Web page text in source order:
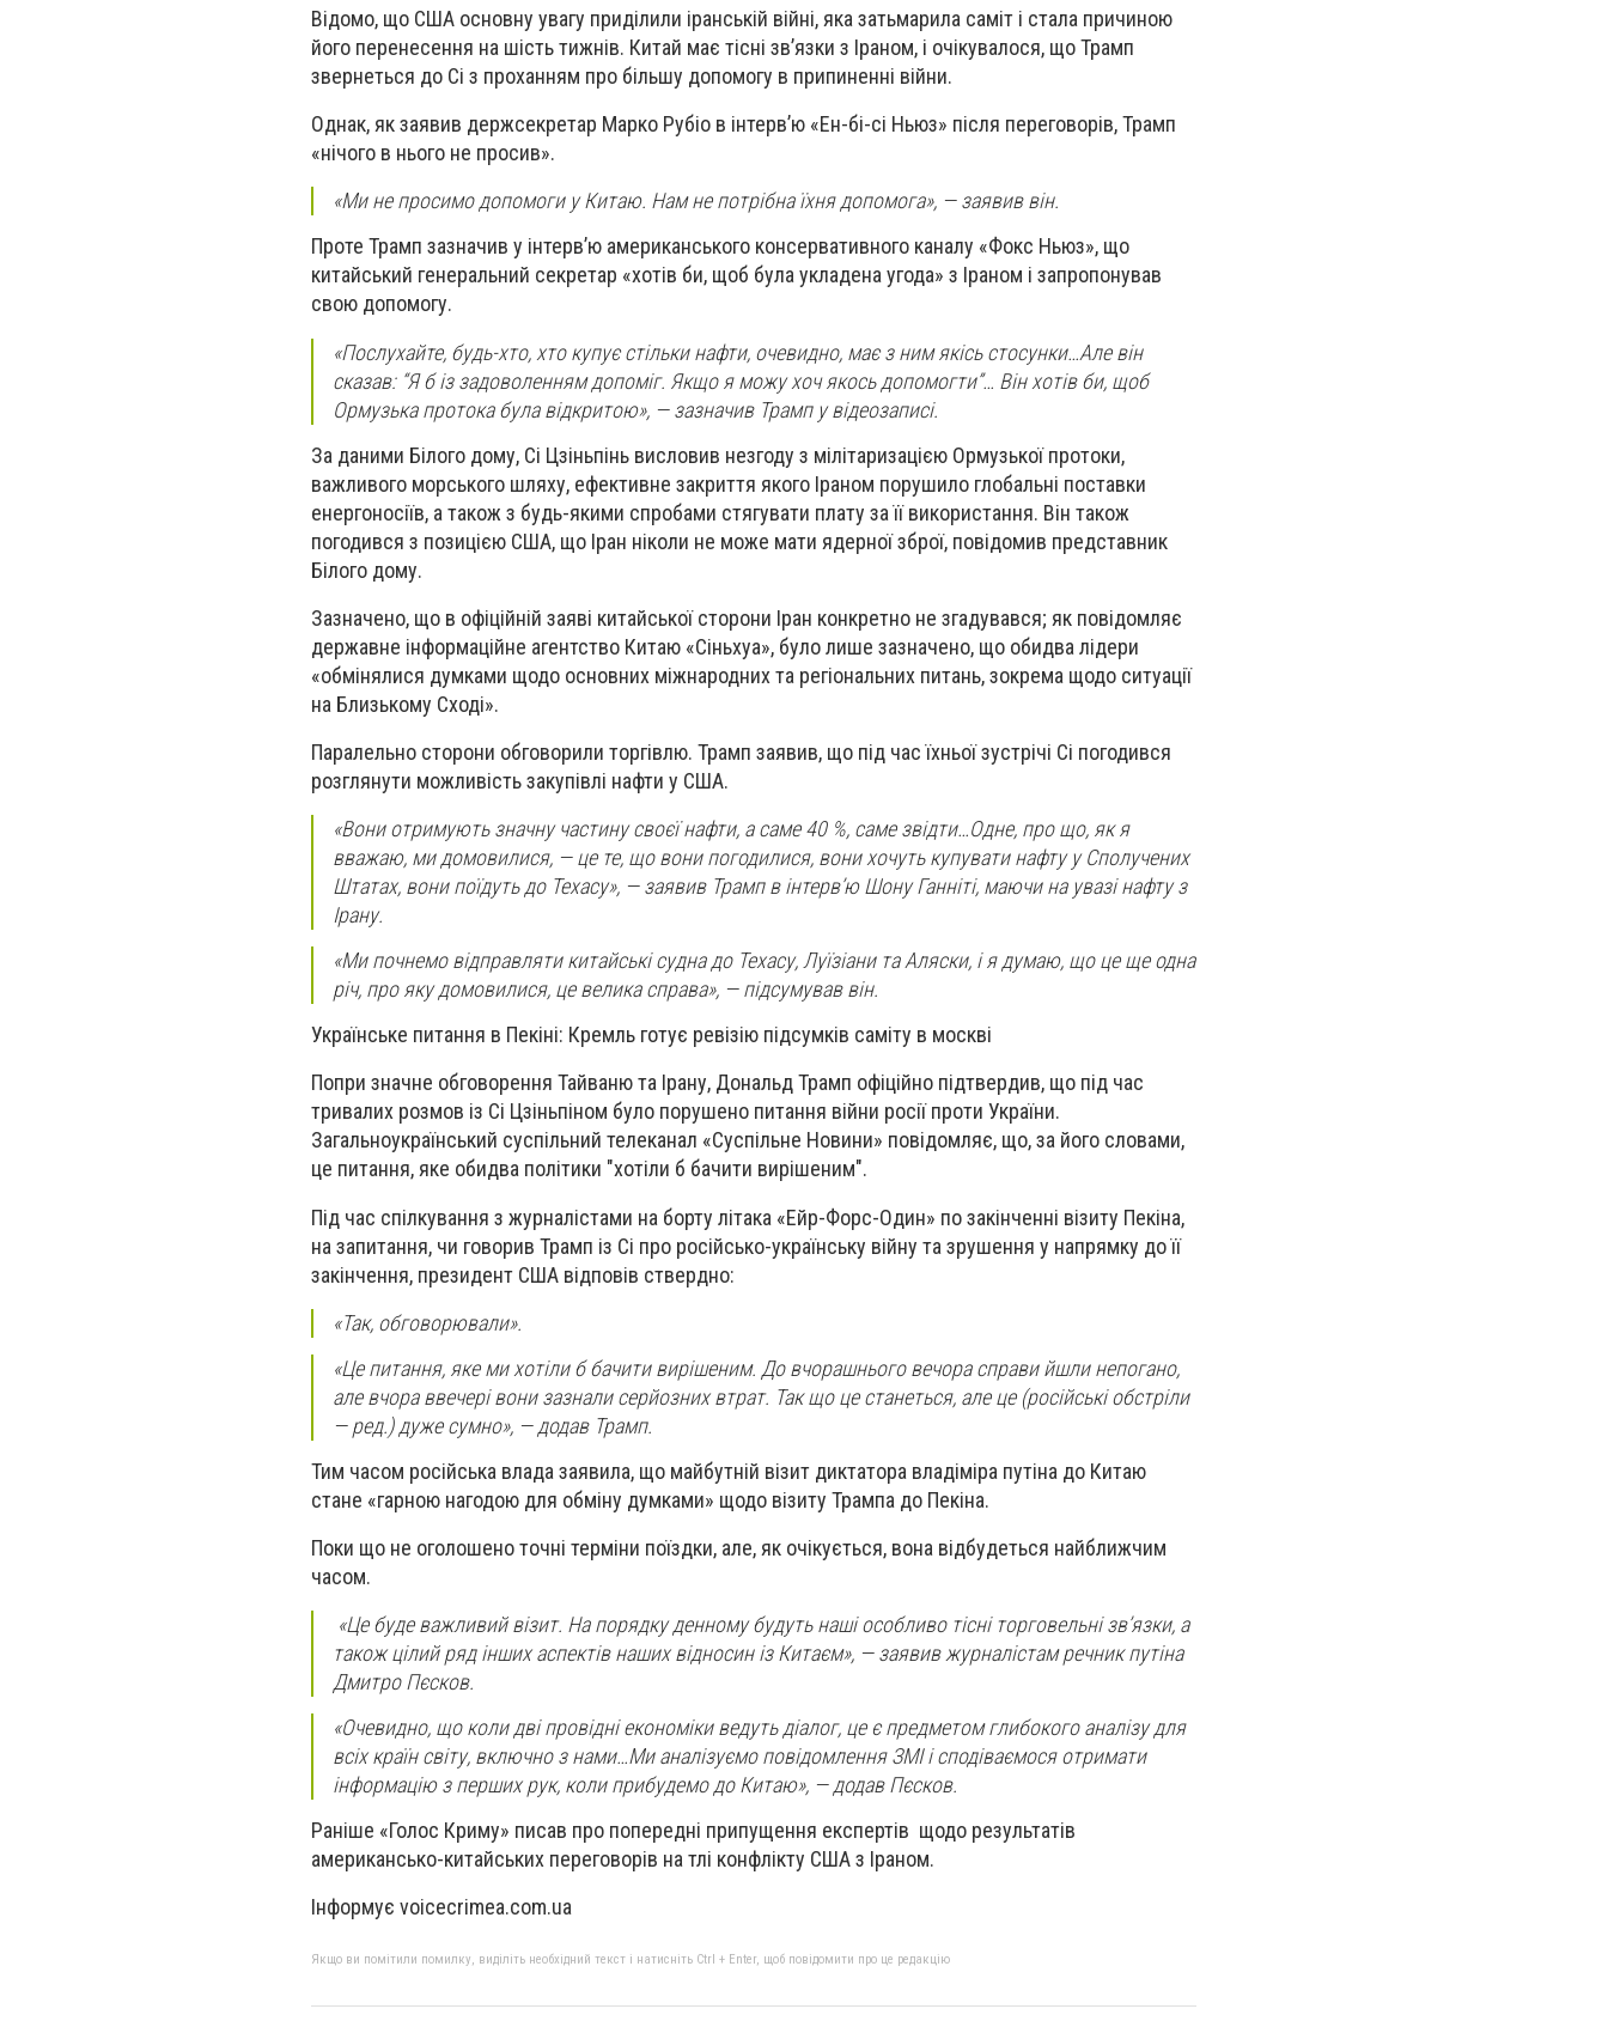
Відомо, що США основну увагу приділили іранській війні, яка затьмарила саміт і стала причиною
його перенесення на шість тижнів. Китай має тісні зв’язки з Іраном, і очікувалося, що Трамп
звернеться до Сі з проханням про більшу допомогу в припиненні війни.
Однак, як заявив держсекретар Марко Рубіо в інтерв’ю «Ен-бі-сі Ньюз» після переговорів, Трамп
«нічого в нього не просив».
«Ми не просимо допомоги у Китаю. Нам не потрібна їхня допомога», — заявив він.
Проте Трамп зазначив у інтерв’ю американського консервативного каналу «Фокс Ньюз», що
китайський генеральний секретар «хотів би, щоб була укладена угода» з Іраном і запропонував
свою допомогу.
«Послухайте, будь-хто, хто купує стільки нафти, очевидно, має з ним якісь стосунки…Але він
сказав: “Я б із задоволенням допоміг. Якщо я можу хоч якось допомогти”… Він хотів би, щоб
Ормузька протока була відкритою», — зазначив Трамп у відеозаписі.
За даними Білого дому, Сі Цзіньпінь висловив незгоду з мілітаризацією Ормузької протоки,
важливого морського шляху, ефективне закриття якого Іраном порушило глобальні поставки
енергоносіїв, а також з будь-якими спробами стягувати плату за її використання. Він також
погодився з позицією США, що Іран ніколи не може мати ядерної зброї, повідомив представник
Білого дому.
Зазначено, що в офіційній заяві китайської сторони Іран конкретно не згадувався; як повідомляє
державне інформаційне агентство Китаю «Сіньхуа», було лише зазначено, що обидва лідери
«обмінялися думками щодо основних міжнародних та регіональних питань, зокрема щодо ситуації
на Близькому Сході».
Паралельно сторони обговорили торгівлю. Трамп заявив, що під час їхньої зустрічі Сі погодився
розглянути можливість закупівлі нафти у США.
«Вони отримують значну частину своєї нафти, а саме 40 %, саме звідти…Одне, про що, як я
вважаю, ми домовилися, — це те, що вони погодилися, вони хочуть купувати нафту у Сполучених
Штатах, вони поїдуть до Техасу», — заявив Трамп в інтерв’ю Шону Ганніті, маючи на увазі нафту з
Ірану.
«Ми почнемо відправляти китайські судна до Техасу, Луїзіани та Аляски, і я думаю, що це ще одна
річ, про яку домовилися, це велика справа», — підсумував він.
Українське питання в Пекіні: Кремль готує ревізію підсумків саміту в москві
Попри значне обговорення Тайваню та Ірану, Дональд Трамп офіційно підтвердив, що під час
тривалих розмов із Сі Цзіньпіном було порушено питання війни росії проти України.
Загальноукраїнський суспільний телеканал «Суспільне Новини» повідомляє, що, за його словами,
це питання, яке обидва політики "хотіли б бачити вирішеним".
Під час спілкування з журналістами на борту літака «Ейр-Форс-Один» по закінченні візиту Пекіна,
на запитання, чи говорив Трамп із Сі про російсько-українську війну та зрушення у напрямку до її
закінчення, президент США відповів ствердно:
«Так, обговорювали».
«Це питання, яке ми хотіли б бачити вирішеним. До вчорашнього вечора справи йшли непогано,
але вчора ввечері вони зазнали серйозних втрат. Так що це станеться, але це (російські обстріли
— ред.) дуже сумно», — додав Трамп.
Тим часом російська влада заявила, що майбутній візит диктатора владіміра путіна до Китаю
стане «гарною нагодою для обміну думками» щодо візиту Трампа до Пекіна.
Поки що не оголошено точні терміни поїздки, але, як очікується, вона відбудеться найближчим
часом.
«Це буде важливий візит. На порядку денному будуть наші особливо тісні торговельні зв’язки, а
також цілий ряд інших аспектів наших відносин із Китаєм», — заявив журналістам речник путіна
Дмитро Пєсков.
«Очевидно, що коли дві провідні економіки ведуть діалог, це є предметом глибокого аналізу для
всіх країн світу, включно з нами…Ми аналізуємо повідомлення ЗМІ і сподіваємося отримати
інформацію з перших рук, коли прибудемо до Китаю», — додав Пєсков.
Раніше «Голос Криму» писав про попередні припущення експертів щодо результатів
американсько-китайських переговорів на тлі конфлікту США з Іраном.
Інформує voicecrimea.com.ua
Якщо ви помітили помилку, виділіть необхідний текст і натисніть Ctrl + Enter, щоб повідомити про це редакцію